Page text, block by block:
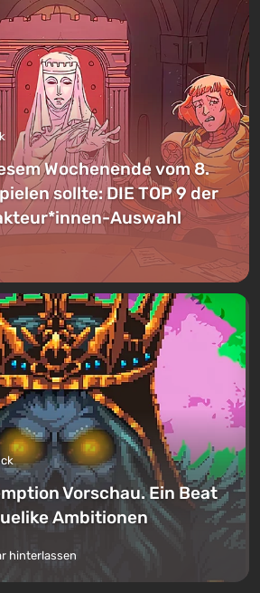
Wochenende vom 8.
sollte: DIE TOP 9 der
Auswahl
Vorschau. Ein Beat
Ambitionen
hinterlassen